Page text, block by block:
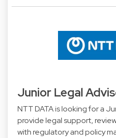
Junior Legal
NTT DATA is looking for a
provide legal support,
with regulatory and policy